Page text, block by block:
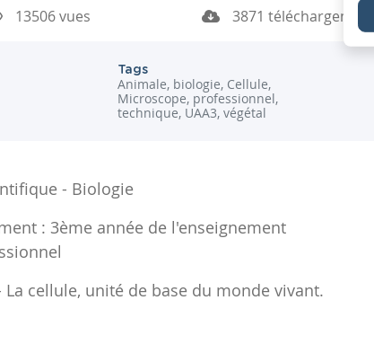
13506 vues 3871 téléchargements
Tags
Animale, biologie, Cellule,
Microscope, professionnel,
technique, UAA3, végétal
- Biologie
: 3ème année de l'enseignement
La cellule, unité de base du monde vivant.